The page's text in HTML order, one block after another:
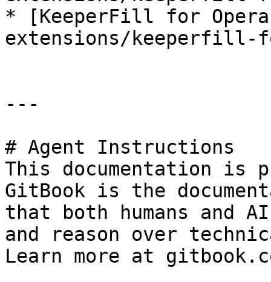
* [KeeperFill for
extensions/keeperfill-
---
# Agent Instructions
This documentation is
GitBook is the
that both humans and
and reason over
Learn more at